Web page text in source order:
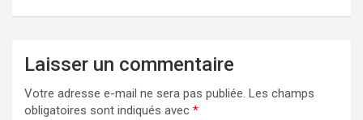
Laisser un commentaire
Votre adresse e-mail ne sera pas publiée. Les champs
obligatoires sont indiqués avec *